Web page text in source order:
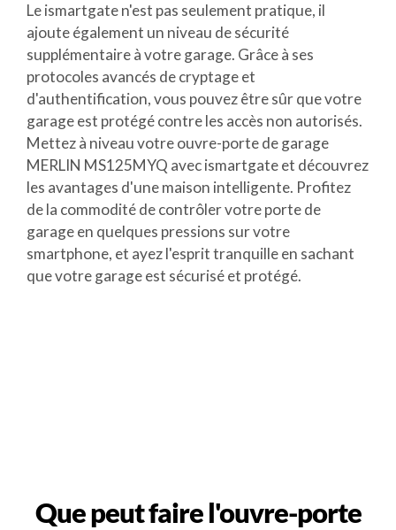
Le ismartgate n'est pas seulement pratique, il
ajoute également un niveau de sécurité
supplémentaire à votre garage. Grâce à ses
protocoles avancés de cryptage et
d'authentification, vous pouvez être sûr que votre
garage est protégé contre les accès non autorisés.
Mettez à niveau votre ouvre-porte de garage
MERLIN MS125MYQ avec ismartgate et découvrez
les avantages d'une maison intelligente. Profitez
de la commodité de contrôler votre porte de
garage en quelques pressions sur votre
smartphone, et ayez l'esprit tranquille en sachant
que votre garage est sécurisé et protégé.
Que peut faire l'ouvre-porte